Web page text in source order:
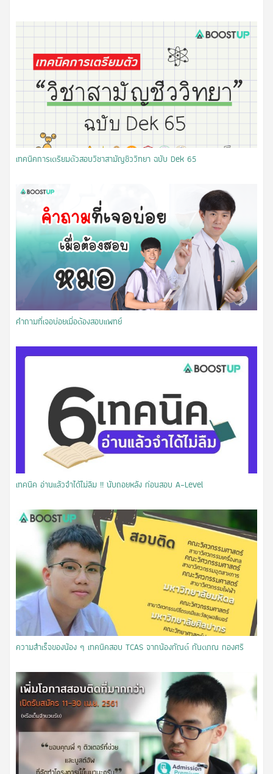
เทคนิคการเตรียมตัวสอบวิชาสามัญชีววิทยา ฉบับ Dek 65
คำถามที่เจอบ่อยเมื่อต้องสอบแพทย์
​เทคนิค อ่านแล้วจำได้ไม่ลืม !! นับถอยหลัง ก่อนสอบ A-Level
ความสำเร็จของน้อง ๆ เทคนิคสอบ TCAS จากน้องกัณต์ กันตภณ กองศรี